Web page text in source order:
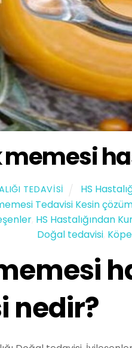
memesi
TEDAVISI HS
Tedavisi Kesin
, HS Hastalığından
Doğal tedavisi
nedir?